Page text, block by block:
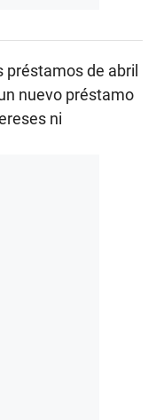
préstamos de abril
nuevo préstamo
ni